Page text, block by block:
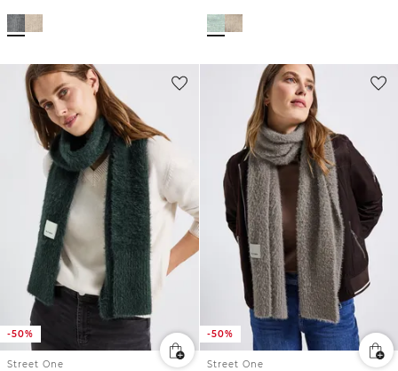
-50%
Street One
-50%
Street One